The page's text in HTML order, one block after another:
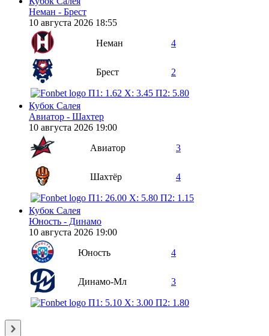
Неман - Брест
10 августа 2026 18:55
Неман
4
Брест 2
П1: 1.62 X: 3.45 П2: 5.80
Кубок Салея
Авиатор - Шахтер
10 августа 2026 19:00
Авиатор
3
Шахтёр 4
П1: 26.00 X: 5.80 П2: 1.15
Кубок Салея
Юность - Динамо
10 августа 2026 19:00
Юность
4
Динамо-Мл 3
П1: 5.10 X: 3.00 П2: 1.80